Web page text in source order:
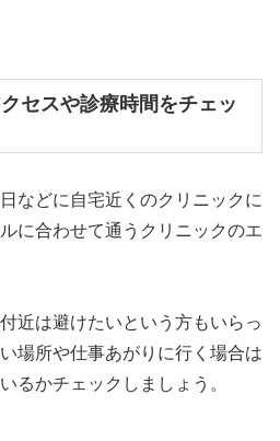
セスや診療時間をチェッ
などに自宅近くのクリニックに
に合わせて通うクリニックのエ
近は避けたいという方もいらっ
場所や仕事あがりに行く場合は
るかチェックしましょう。